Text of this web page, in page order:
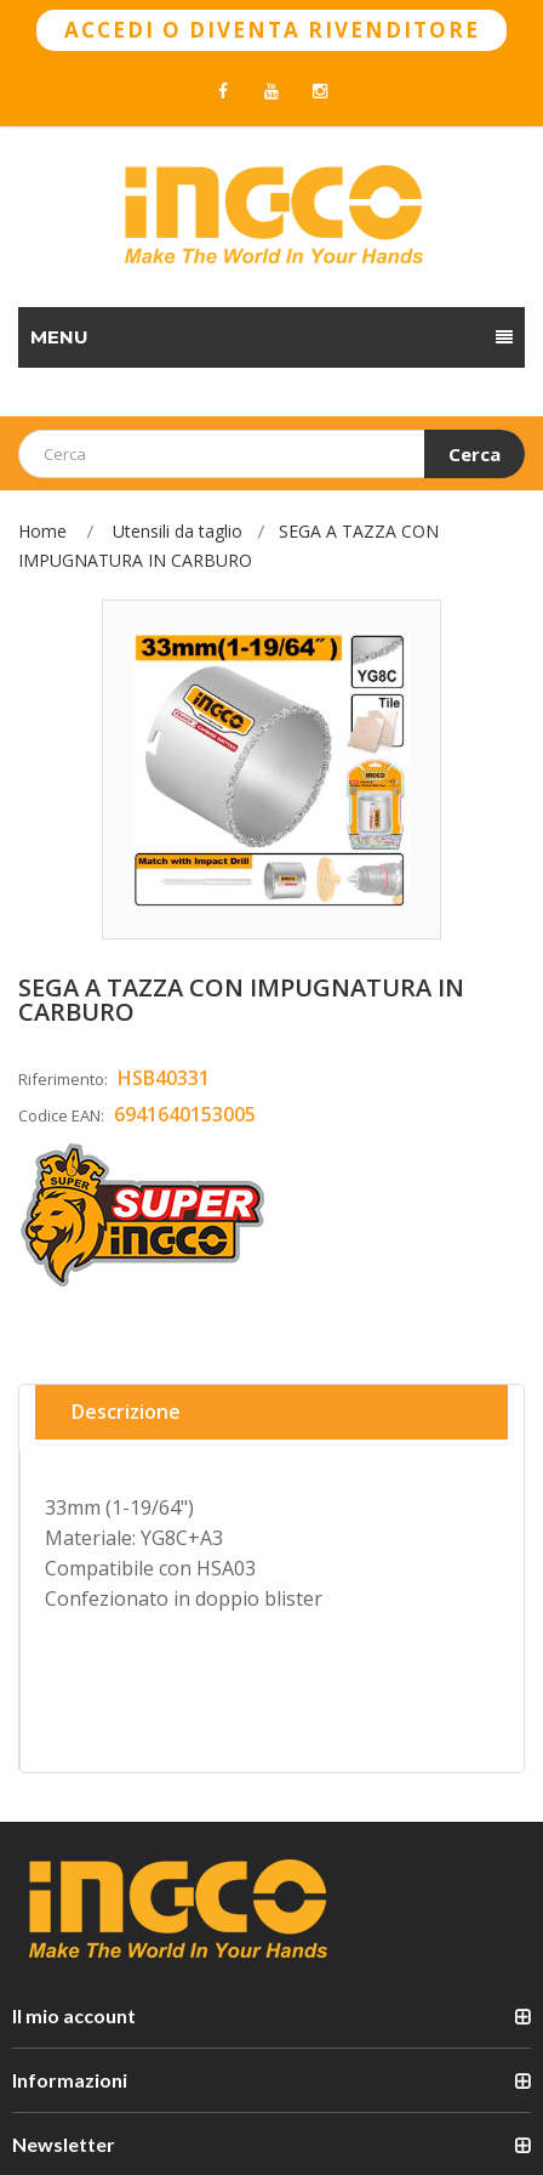
ACCEDI O DIVENTA RIVENDITORE
MENU
Cerca
Home Utensili da taglio
SEGA A TAZZA CON
IMPUGNATURA IN CARBURO
SEGA A TAZZA CON IMPUGNATURA IN
CARBURO
Riferimento: HSB40331
Codice EAN: 6941640153005
Descrizione
33mm (1-19/64")
Materiale: YG8C+A3
Compatibile con HSA03
Confezionato in doppio blister
Il mio account
Informazioni
Newsletter